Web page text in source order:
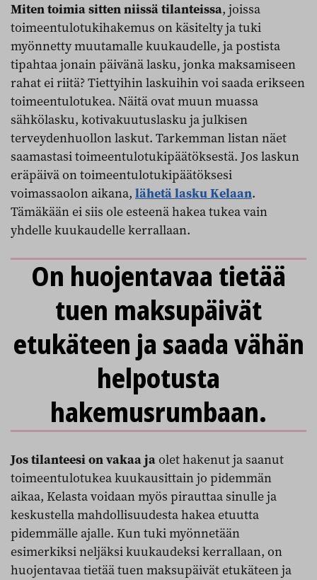
Miten toimia sitten niissä tilanteissa, joissa
toimeentulotukihakemus on käsitelty ja tuki
myönnetty muutamalle kuukaudelle, ja postista
tipahtaa jonain päivänä lasku, jonka maksamiseen
rahat ei riitä? Tiettyihin laskuihin voi saada erikseen
toimeentulotukea. Näitä ovat muun muassa
sähkölasku, kotivakuutuslasku ja julkisen
terveydenhuollon laskut. Tarkemman listan näet
saamastasi toimeentulotukipäätöksestä. Jos laskun
eräpäivä on toimeentulotukipäätöksesi
voimassaolon aikana, lähetä lasku Kelaan.
Tämäkään ei siis ole esteenä hakea tukea vain
yhdelle kuukaudelle kerrallaan.
On huojentavaa tietää
tuen maksupäivät
etukäteen ja saada vähän
helpotusta
hakemusrumbaan.
Jos tilanteesi on vakaa jaolet hakenut ja saanut
toimeentulotukea kuukausittain jo pidemmän
aikaa, Kelasta voidaan myös pirauttaa sinulle ja
keskustella mahdollisuudesta hakea etuutta
pidemmälle ajalle. Kun tuki myönnetään
esimerkiksi neljäksi kuukaudeksi kerrallaan, on
huojentavaa tietää tuen maksupäivät etukäteen ja